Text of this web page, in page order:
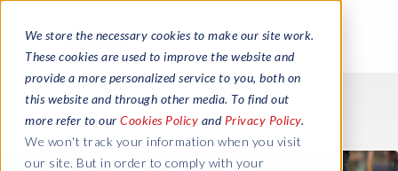
We store the necessary cookies to make our site work.
These cookies are used to improve the website and
provide a more personalized service to you, both on
this website and through other media. To find out
more refer to our Cookies Policy and Privacy Policy.
We won't track your information when you visit
our site. But in order to comply with your